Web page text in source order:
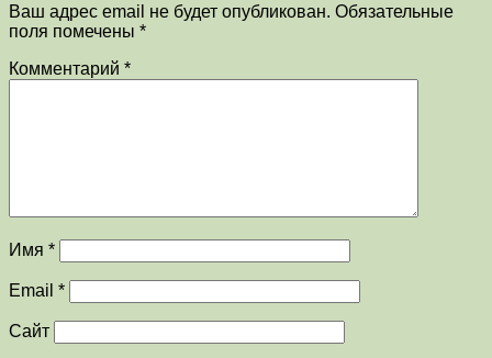
Ваш адрес email не будет опубликован. Обязательные
поля помечены *
Комментарий *
Имя *
Email *
Сайт